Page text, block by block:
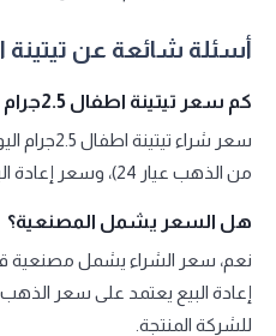
أسئلة شائعة عن تيتينة اطفال
كم سعر تيتينة اطفال 2.5جرام اليوم؟
من الذهب عيار 24)، وسعر إعادة البيع 17,329 جنيه.
هل السعر يشمل المصنعية؟
إعادة البيع يعتمد على سعر
للشركة المنتجة.